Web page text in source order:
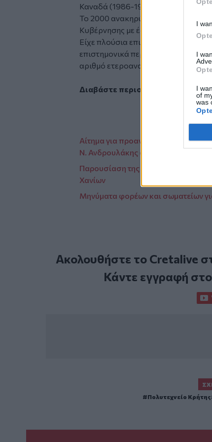
I
I
I
of
was
Καναδά (1986-1996).
Το 2000 ανακηρύχθηκε Ομότιμος
Κυβέρνησης με έδρα τη Γεωλογική
Είχε πλούσια επιστημονική
επιστημονικά περιοδικά, σε
αριθμό ετεροαναφορών.
Διαβάστε περισσότερες
Αίτημα για προανακριτική στη
Ν. Ανδρουλάκης από το Ηράκλειο
Παρουσίαση της ψηφιακής
Χανίων
Μηνύματα φορέων και σωματείων
Ακολουθήστε το Cretalive
Κάντε εγγραφή
Πολυτεχνείο Κρήτης